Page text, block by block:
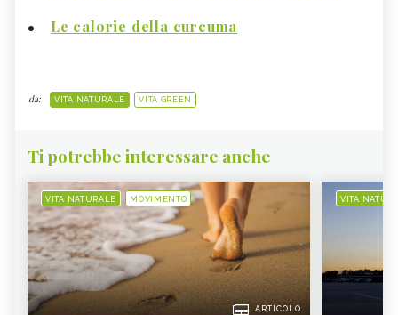
Le calorie della curcuma
da: VITA NATURALE VITA GREEN
Ti potrebbe interessare anche
VITA NATURALE MOVIMENTO
ARTICOLO
VITA